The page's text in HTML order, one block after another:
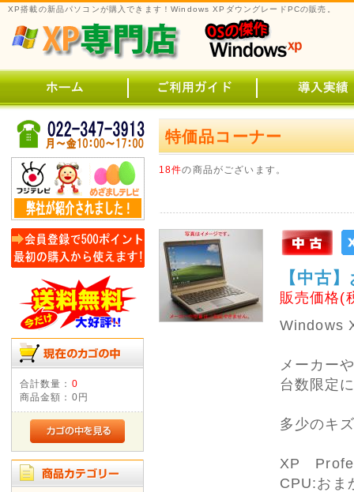
XP搭載の新品パソコンが購入できます！Windows XPダウングレードPCの販売。
合計数量： 0
商品金額： 0円
特価品コーナー
18件の商品がございます。
【中古
販売価格(
Windows
メーカー
台数限定
多少のキ
XP
CPU:おま